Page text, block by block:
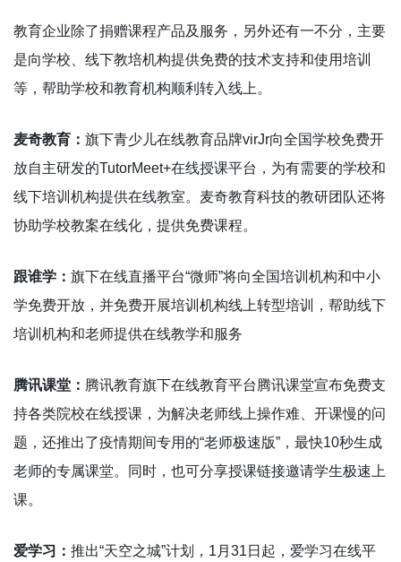
教育企业除了捐赠课程产品及服务，另外还有一不分，主要
是向学校、线下教培机构提供免费的技术支持和使用培训
等，帮助学校和教育机构顺利转入线上。
麦奇教育： 旗下青少儿在线教育品牌virJr向全国学校免费开
放自主研发的TutorMeet+在线授课平台，为有需要的学校和
线下培训机构提供在线教室。麦奇教育科技的教研团队还将
协助学校教案在线化，提供免费课程。
跟谁学： 旗下在线直播平台“微师”将向全国培训机构和中小
学免费开放，并免费开展培训机构线上转型培训，帮助线下
培训机构和老师提供在线教学和服务
腾讯课堂： 腾讯教育旗下在线教育平台腾讯课堂宣布免费支
持各类院校在线授课，为解决老师线上操作难、开课慢的问
题，还推出了疫情期间专用的“老师极速版”，最快10秒生成
老师的专属课堂。同时，也可分享授课链接邀请学生极速上
课。
爱学习： 推出“天空之城”计划，1月31日起，爱学习在线平